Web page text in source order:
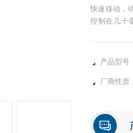
快速移动，
控制在几十
产品型号
厂商性质